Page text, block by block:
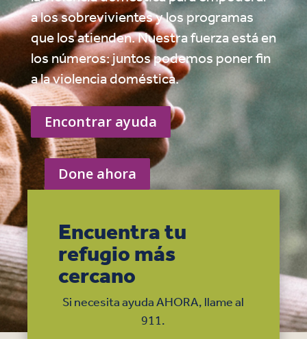
a los sobrevivientes y los programas
que los atienden. Nuestra fuerza está en
los números: juntos podemos poner fin
a la violencia doméstica.
Encontrar ayuda
Done ahora
Encuentra tu
refugio más
cercano
Si necesita ayuda AHORA, llame al
911.